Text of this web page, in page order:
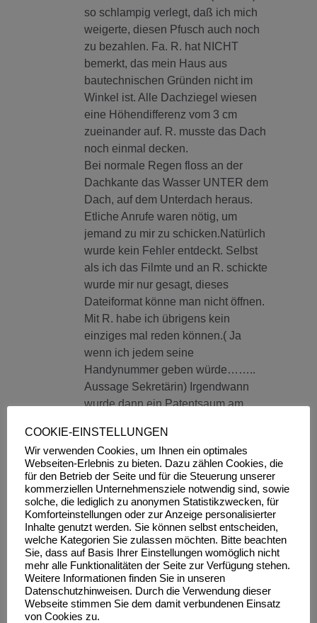
so schlampig verlegt, daß ich mich
weigerte, diesen Pfusch auch noch
zu bezahlen. Fa. R. hat NICHT
bemerkt, das mein Haus aus
bautechnischen Gründen nicht im
Winkel ist. Alle Dachziegel wiesen
eine Höhendifferenz vom 3 cm
zueinander auf. R. musste das Dach
noch einmal decken.
Bei normale Regen floss an der
Dachkante das Wasser UNTER dem
Dach, auf dem Unterdach heraus.
Etliche Anrufe waren nötig, um
jemand zu mir zu schicken.Natürlich
wurde kein Fehler entdeckt. Selbst
als ich das Filmte und an R. schickte
wurde mir nur gesagt, dieses
Dateiformat könne man nicht öffnen.
Mit R. habe ich übrigens kein
einziges mal reden können.( Ja
wenn ich jedem seine
Handynummer geben würde……..
Aussage Sekretärin) Irgendwann
wurde dann ein Patentsaum am
Besserung. Weitere Versuche, den
Weg des Wassers zu finden blieben
erfolglos.
Schließlich beauftragte ich eine
andere Firma, sich mein Dach
anzusehen. Da war die Rede von
Dachziegel, die durch das
Saumblech angenagelt waren,
gebörteltes Blech mit nur 2 cm
Höhe, schlampig verklebte Fugen
beim Kamin. Die Sanierungskosten
COOKIE-EINSTELLUNGEN
Wir verwenden Cookies, um Ihnen ein optimales
Webseiten-Erlebnis zu bieten. Dazu zählen Cookies, die
für den Betrieb der Seite und für die Steuerung unserer
kommerziellen Unternehmensziele notwendig sind, sowie
solche, die lediglich zu anonymen Statistikzwecken, für
Komforteinstellungen oder zur Anzeige personalisierter
Inhalte genutzt werden. Sie können selbst entscheiden,
welche Kategorien Sie zulassen möchten. Bitte beachten
Sie, dass auf Basis Ihrer Einstellungen womöglich nicht
mehr alle Funktionalitäten der Seite zur Verfügung stehen.
Weitere Informationen finden Sie in unseren
Datenschutzhinweisen. Durch die Verwendung dieser
Webseite stimmen Sie dem damit verbundenen Einsatz
von Cookies zu.